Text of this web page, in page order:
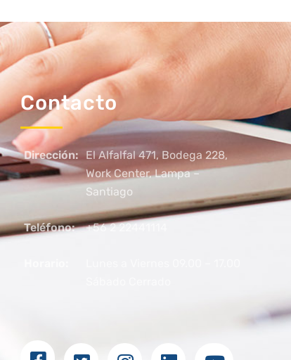
Contacto
Dirección:
El Alfalfal 471, Bodega 228,
Work Center, Lampa –
Santiago
Teléfono: +56 2 22441114